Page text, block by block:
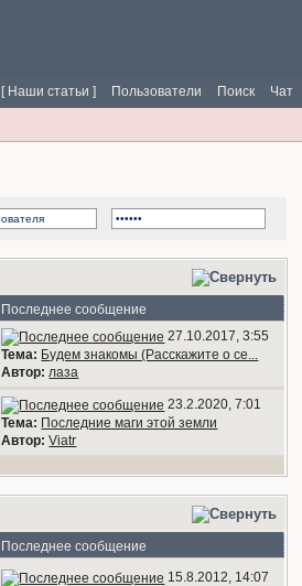
Чат
Поиск
Пользователи
[ Наши статьи ]
Последнее сообщение
27.10.2017, 3:55
Тема: Будем знакомы (Расскажите о се...
Автор: лаза
23.2.2020, 7:01
Тема: Последние маги этой земли
Автор: Viatr
Последнее сообщение
15.8.2012, 14:07